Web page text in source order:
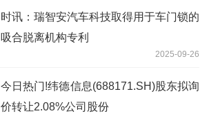
时讯：瑞智安汽车科技取得用于车门锁的
吸合脱离机构专利
2025-09-26
今日热门!纬德信息(688171.SH)股东拟询
价转让2.08%公司股份